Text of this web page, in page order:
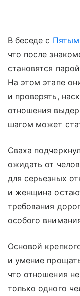
В беседе с Пятым
что после
становятся
На этом этапе
и проверять,
отношения
шагом может
Сваха
ожидать от
для серьезных
и женщина
требования
особого
Основой
и умение
что отношения
только одного